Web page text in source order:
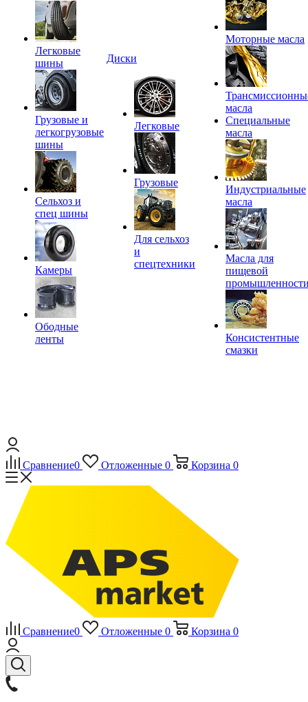
Легковые
шины
Грузовые и
легкогрузовые
шины
Сельхоз и
спец шины
Камеры
Ободные
ленты
Диски
Легковые
Грузовые
Для сельхоз
и
спецтехники
Моторные масла
масла
Специальные
масла
Индустриальные
масла
Масла для
пищевой
Консистентные
смазки
Сравнение0 Отложенные 0 Корзина 0
Сравнение0 Отложенные 0 Корзина 0